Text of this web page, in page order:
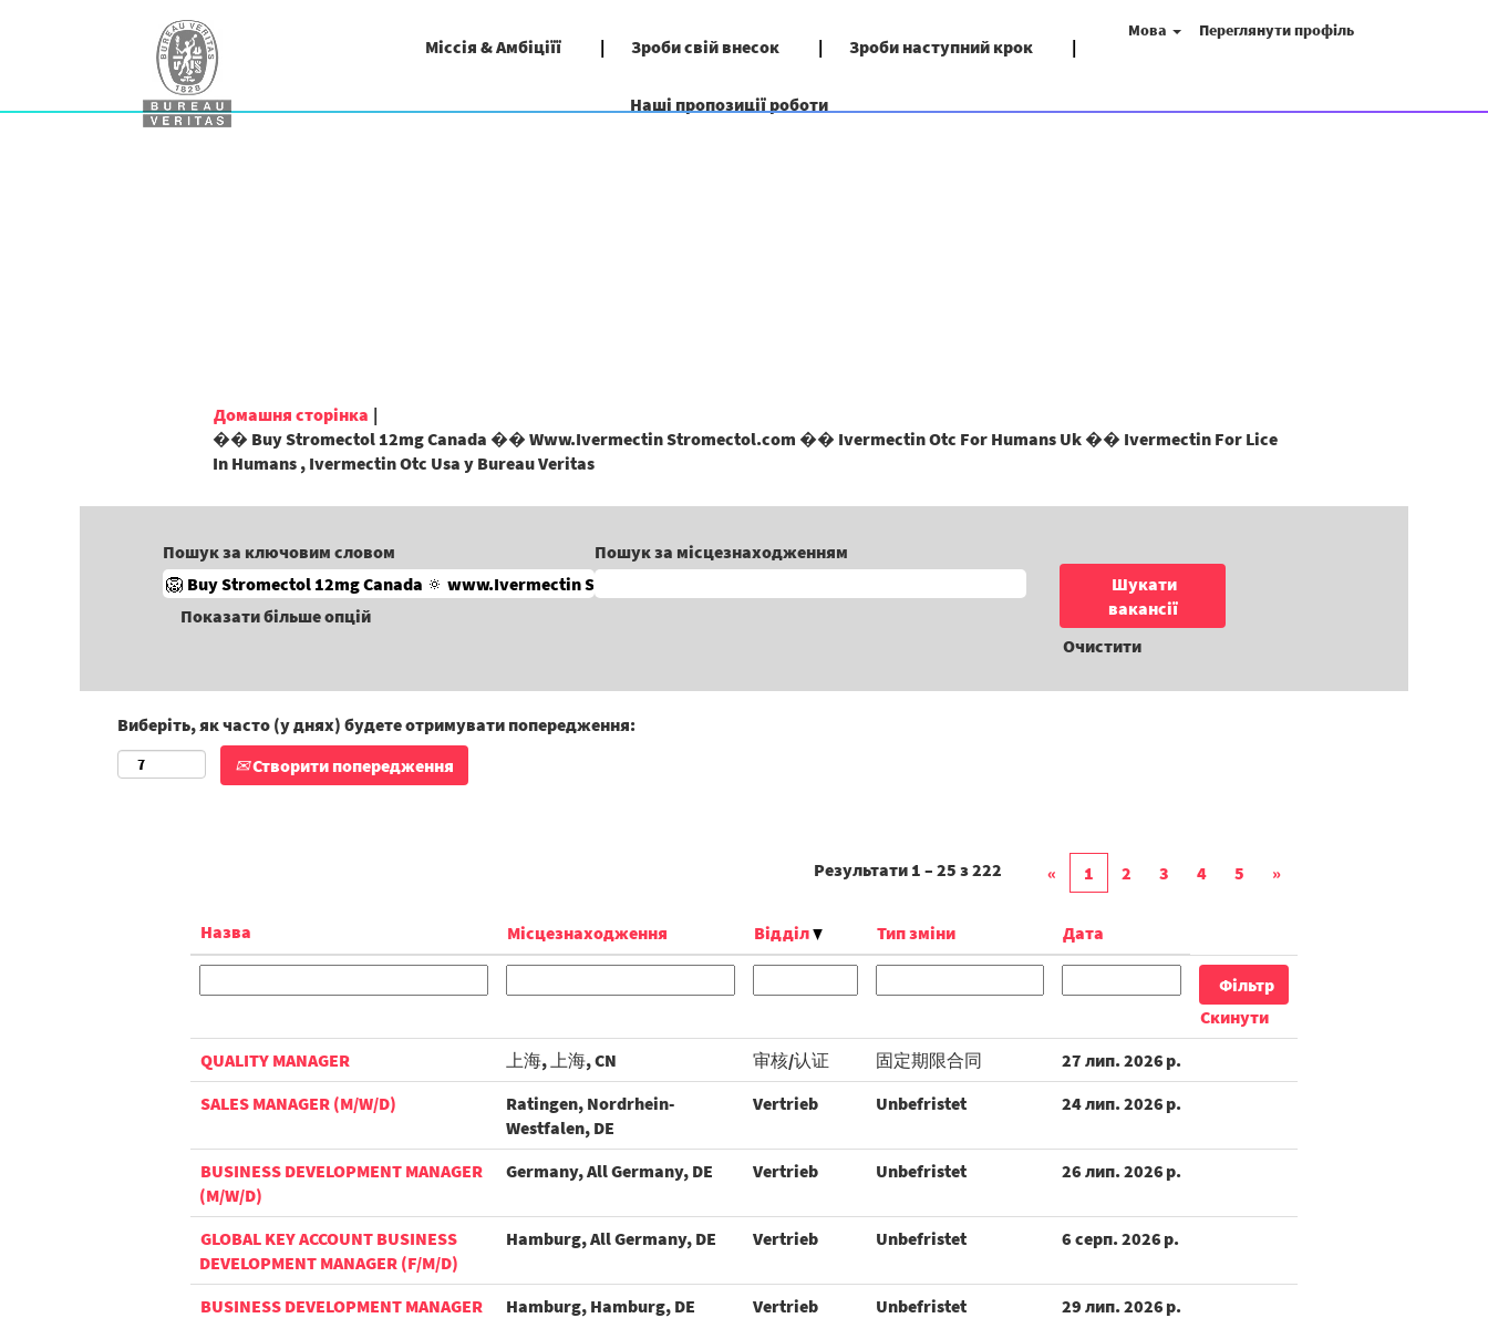
Міссія & Амбіціїї Зроби свій внесок Зроби наступний крок
Наші пропозиції роботи
Мова Переглянути профіль
Домашня сторінка |
�� Buy Stromectol 12mg Canada �� Www.Ivermectin Stromectol.com �� Ivermectin Otc For Humans Uk �� Ivermectin For Lice
In Humans , Ivermectin Otc Usa у Bureau Veritas(поточна
Пошук за ключовим словом Пошук за місцезнаходженням
Показати більше опцій
Очистити
Виберіть, як часто (у днях) будете отримувати попередження:
Створити попередження
Результати 1 – 25 з222 « 1 2 3 4 5 »
Назва Місцезнаходження Відділ Тип зміни Дата
Скинути
QUALITY MANAGER
上海, 上海, CN 审核/认证 固定期限合同
27 лип. 2026 р.
SALES MANAGER (M/W/D)
Ratingen, Nordrhein-
Westfalen, DE
Vertrieb Unbefristet 24 лип. 2026 р.
BUSINESS DEVELOPMENT MANAGER
(M/W/D)
Germany, All Germany, DE Vertrieb Unbefristet 26 лип. 2026 р.
GLOBAL KEY ACCOUNT BUSINESS
DEVELOPMENT MANAGER (F/M/D)
Hamburg, All Germany, DE Vertrieb Unbefristet 6 серп. 2026 р.
BUSINESS DEVELOPMENT MANAGER
Hamburg, Hamburg, DE Vertrieb Unbefristet 29 лип. 2026 р.